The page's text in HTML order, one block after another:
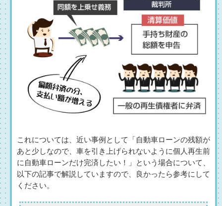
これについては、近い事例として「自動車ローンの残額が
あと少しなので、車を引き上げられないように個人再生前
に自動車ローンだけ完済したい！」という場合について、
以下の記事で解説していますので、良かったら参考にして
ください。